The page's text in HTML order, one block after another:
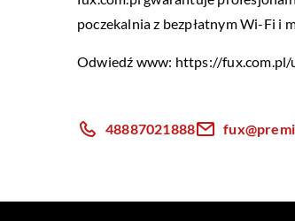
poczekalnia z bezpłatnym Wi-Fi i
Odwiedź www: https://
48887021888